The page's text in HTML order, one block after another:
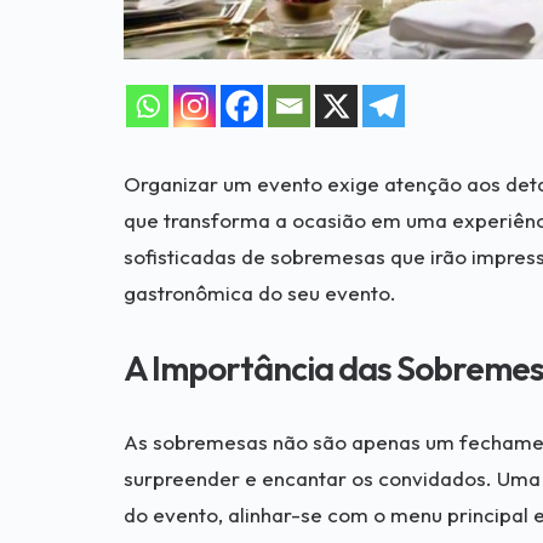
Organizar um evento exige atenção aos
que transforma a ocasião em uma
sofisticadas de sobremesas que irão
gastronômica do seu evento.
A Importância das
As sobremesas não são apenas um
surpreender e encantar os convidados.
do evento, alinhar-se com o menu principal